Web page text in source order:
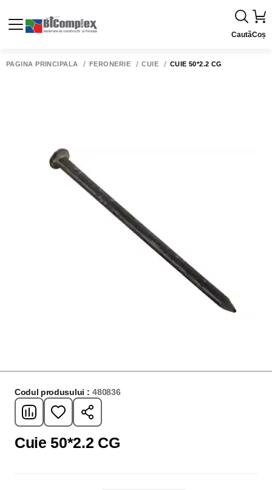
CautăCoș
PAGINA PRINCIPALĂ FERONERIE CUIE CUIE 50*2.2 CG
Codul produsului : 480836
Cuie 50*2.2 CG